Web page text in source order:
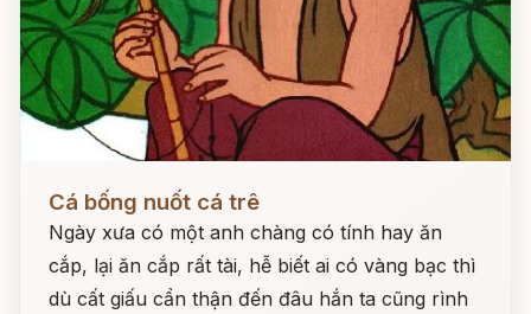
Đọc ngay
Cá bống nuốt cá trê
Ngày xưa có một anh chàng có tính hay ăn
cắp, lại ăn cắp rất tài, hễ biết ai có vàng bạc thì
dù cất giấu cẩn thận đến đâu hắn ta cũng rình